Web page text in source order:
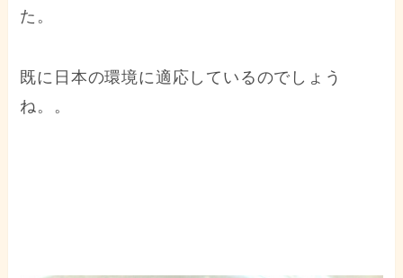
た。
既に日本の環境に適応しているのでしょう
ね。。